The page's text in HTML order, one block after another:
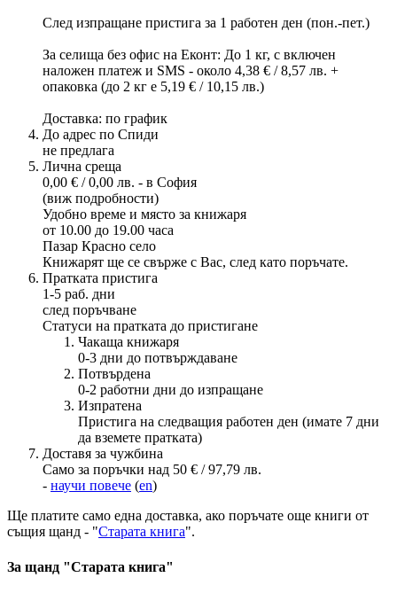
След изпращане пристига за 1 работен ден (пон.-пет.)
За селища без офис на Еконт: До 1 кг, с включен
наложен платеж и SMS - около 4,38 € / 8,57 лв. +
опаковка (до 2 кг е 5,19 € / 10,15 лв.)
Доставка: по график
До адрес по Спиди
не предлага
Лична среща
0,00 € / 0,00 лв. - в София
(виж подробности)
Удобно време и място за книжаря
от 10.00 до 19.00 часа
Пазар Красно село
Книжарят ще се свърже с Вас, след като поръчате.
Пратката пристига
1-5 раб. дни
след поръчване
Статуси на пратката до пристигане
Чакаща книжаря
0-3 дни до потвърждаване
Потвърдена
0-2 работни дни до изпращане
Изпратена
Пристига на следващия работен ден (имате 7 дни
да вземете пратката)
Доставя за чужбина
Само за поръчки над 50 € / 97,79 лв.
- научи повече (en)
Ще платите само една доставка, ако поръчате още книги от
същия щанд - "Старата книга".
За щанд "Старата книга"